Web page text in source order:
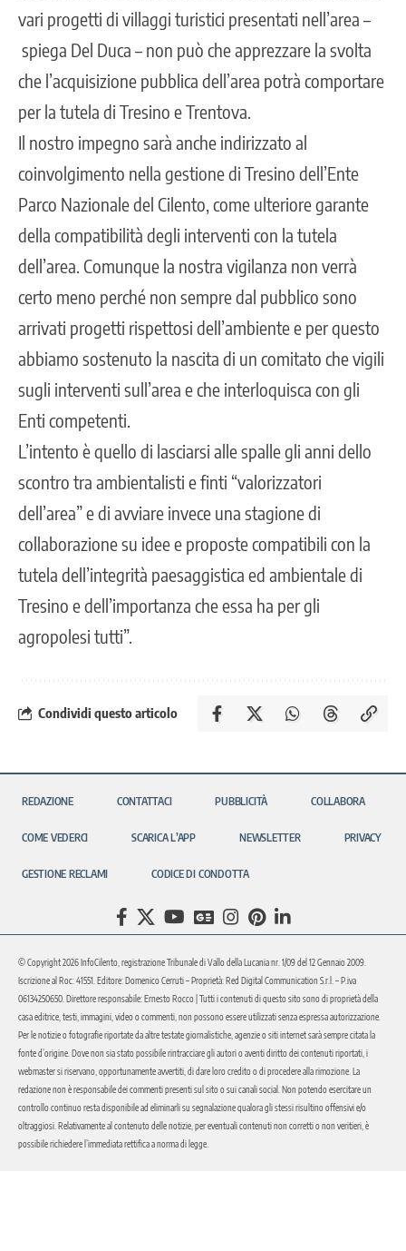
vari progetti di villaggi turistici presentati nell’area –
spiega Del Duca – non può che apprezzare la svolta
che l’acquisizione pubblica dell’area potrà comportare
per la tutela di Tresino e Trentova.
Il nostro impegno sarà anche indirizzato al
coinvolgimento nella gestione di Tresino dell’Ente
Parco Nazionale del Cilento, come ulteriore garante
della compatibilità degli interventi con la tutela
dell’area. Comunque la nostra vigilanza non verrà
certo meno perché non sempre dal pubblico sono
arrivati progetti rispettosi dell’ambiente e per questo
abbiamo sostenuto la nascita di un comitato che vigili
sugli interventi sull’area e che interloquisca con gli
Enti competenti.
L’intento è quello di lasciarsi alle spalle gli anni dello
scontro tra ambientalisti e finti “valorizzatori
dell’area” e di avviare invece una stagione di
collaborazione su idee e proposte compatibili con la
tutela dell’integrità paesaggistica ed ambientale di
Tresino e dell’importanza che essa ha per gli
agropolesi tutti”.
Condividi questo articolo
REDAZIONE CONTATTACI PUBBLICITÀ COLLABORA
COME VEDERCI SCARICA L’APP NEWSLETTER PRIVACY
GESTIONE RECLAMI CODICE DI CONDOTTA
© Copyright 2026 InfoCilento, registrazione Tribunale di Vallo della Lucania nr. 1/09 del 12 Gennaio 2009.
Iscrizione al Roc: 41551. Editore: Domenico Cerruti – Proprietà: Red Digital Communication S.r.l. – P.iva
06134250650. Direttore responsabile: Ernesto Rocco | Tutti i contenuti di questo sito sono di proprietà della
casa editrice, testi, immagini, video o commenti, non possono essere utilizzati senza espressa autorizzazione.
Per le notizie o fotografie riportate da altre testate giornalistiche, agenzie o siti internet sarà sempre citata la
fonte d’origine. Dove non sia stato possibile rintracciare gli autori o aventi diritto dei contenuti riportati, i
webmaster si riservano, opportunamente avvertiti, di dare loro credito o di procedere alla rimozione. La
redazione non è responsabile dei commenti presenti sul sito o sui canali social. Non potendo esercitare un
controllo continuo resta disponibile ad eliminarli su segnalazione qualora gli stessi risultino offensivi e/o
oltraggiosi. Relativamente al contenuto delle notizie, per eventuali contenuti non corretti o non veritieri, è
possibile richiedere l’immediata rettifica a norma di legge.